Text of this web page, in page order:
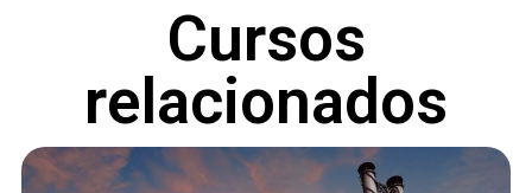
Cursos
relacionados